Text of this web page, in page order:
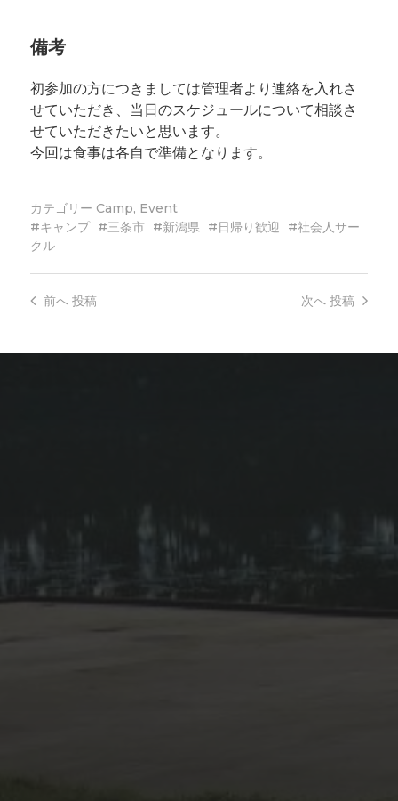
備考
初参加の方につきましては管理者より連絡を入れさ
せていただき、当日のスケジュールについて相談さ
せていただきたいと思います。
今回は食事は各自で準備となります。
カテゴリー Camp, Event
キャンプ
三条市 新潟県 日帰り歓迎
社会人サー
クル
次へ 投稿
前へ投稿